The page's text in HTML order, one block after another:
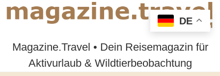
Magazine.Travel • Dein Reisemagazin für
Aktivurlaub & Wildtierbeobachtung
DE